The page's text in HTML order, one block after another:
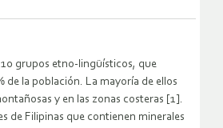
grupos etno-lingüísticos, que
de la población. La mayoría de ellos
y en las zonas costeras [1].
de Filipinas que contienen minerales